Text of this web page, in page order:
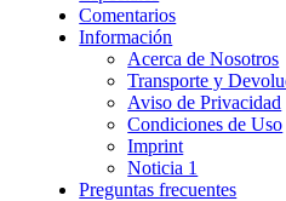
Comentarios
Información
Acerca de Nosotros
Transporte y
Aviso de Privacidad
Condiciones de Uso
Imprint
Noticia 1
Preguntas frecuentes